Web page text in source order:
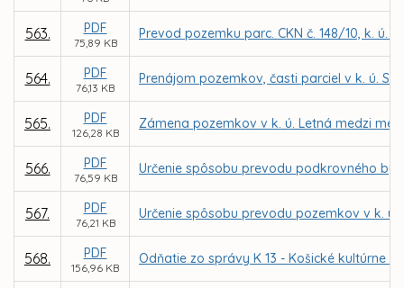
563. PDF
75,89 KB
Prevod pozemku parc. CKN č. 148/10, k.
564. PDF
76,13 KB
Prenájom pozemkov, časti parciel v k. ú.
565. PDF
126,28 KB
Zámena pozemkov v k. ú. Letná medzi
566. PDF
76,59 KB
Určenie spôsobu prevodu podkrovného
567. PDF
76,21 KB
Určenie spôsobu prevodu pozemkov v k.
568. PDF
156,96 KB
Odňatie zo správy K 13 - Košické kultúrne